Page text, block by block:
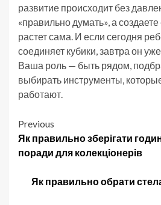
развитие происходит без
«правильно думать», а
растет сама. И если сегодня
соединяет кубики, завтра он
Ваша роль — быть рядом,
выбирать инструменты,
работают.
Post
navigation
Previous
Як правильно зберігати
поради для колекціонерів
Як правильно обрати